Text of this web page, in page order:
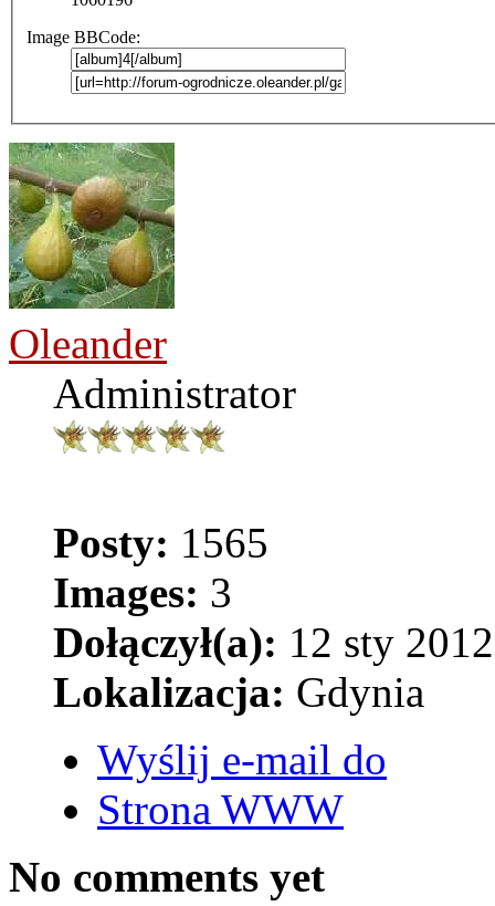
Image BBCode:
Oleander
Administrator
Posty: 1565
Images: 3
Dołączył(a): 12 sty
Lokalizacja: Gdynia
Wyślij e-mail do
Strona WWW
No comments yet